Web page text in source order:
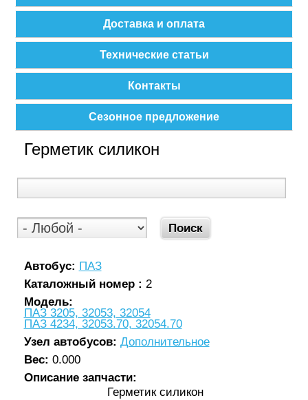
Доставка и оплата
Технические статьи
Контакты
Сезонное предложение
Герметик силикон
Автобус: ПАЗ
Каталожный номер : 2
Модель:
ПАЗ 3205, 32053, 32054
ПАЗ 4234, 32053.70, 32054.70
Узел автобусов: Дополнительное
Вес: 0.000
Описание запчасти:
Герметик силикон